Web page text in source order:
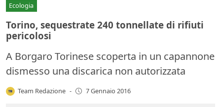
Ecologia
Torino, sequestrate 240 tonnellate di rifiuti
pericolosi
A Borgaro Torinese scoperta in un capannone
dismesso una discarica non autorizzata
Team Redazione - 7 Gennaio 2016